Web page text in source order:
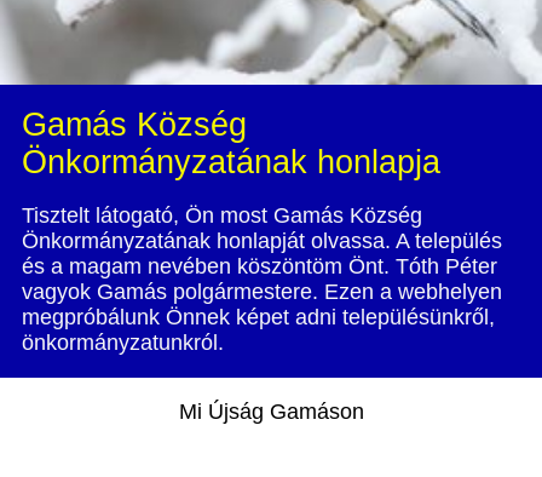
Gamás Község
Önkormányzatának honlapja
Tisztelt látogató, Ön most Gamás Község
Önkormányzatának honlapját olvassa. A település
és a magam nevében köszöntöm Önt. Tóth Péter
vagyok Gamás polgármestere. Ezen a webhelyen
megpróbálunk Önnek képet adni településünkről,
önkormányzatunkról.
Mi Újság Gamáson